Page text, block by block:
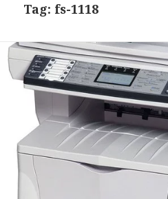
Tag: fs-1118